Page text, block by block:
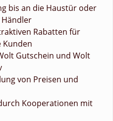
bis an die Haustür oder
Rabatten für
Kunden
Gutschein und Wolt
von Preisen und
Kooperationen mit